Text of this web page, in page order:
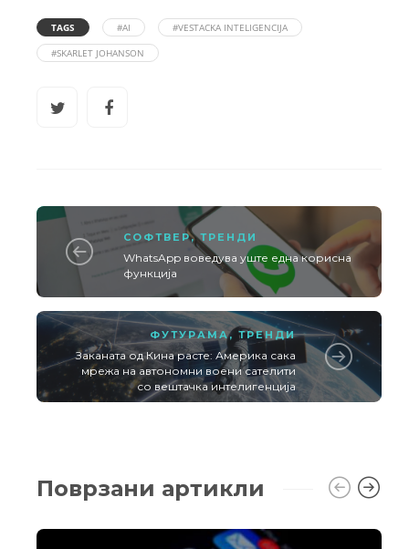
TAGS #AI
#VESTACKA INTELIGENCIJA
#SKARLET JOHANSON
СОФТВЕР,ТРЕНДИ
WhatsApp воведува уште една корисна
функција
ФУТУРАМА, ТРЕНДИ
Заканата од Кина расте: Америка сака
мрежа на автономни воени сателити
со вештачка интелигенција
Поврзани артикли